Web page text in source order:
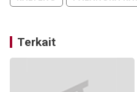
Terkait